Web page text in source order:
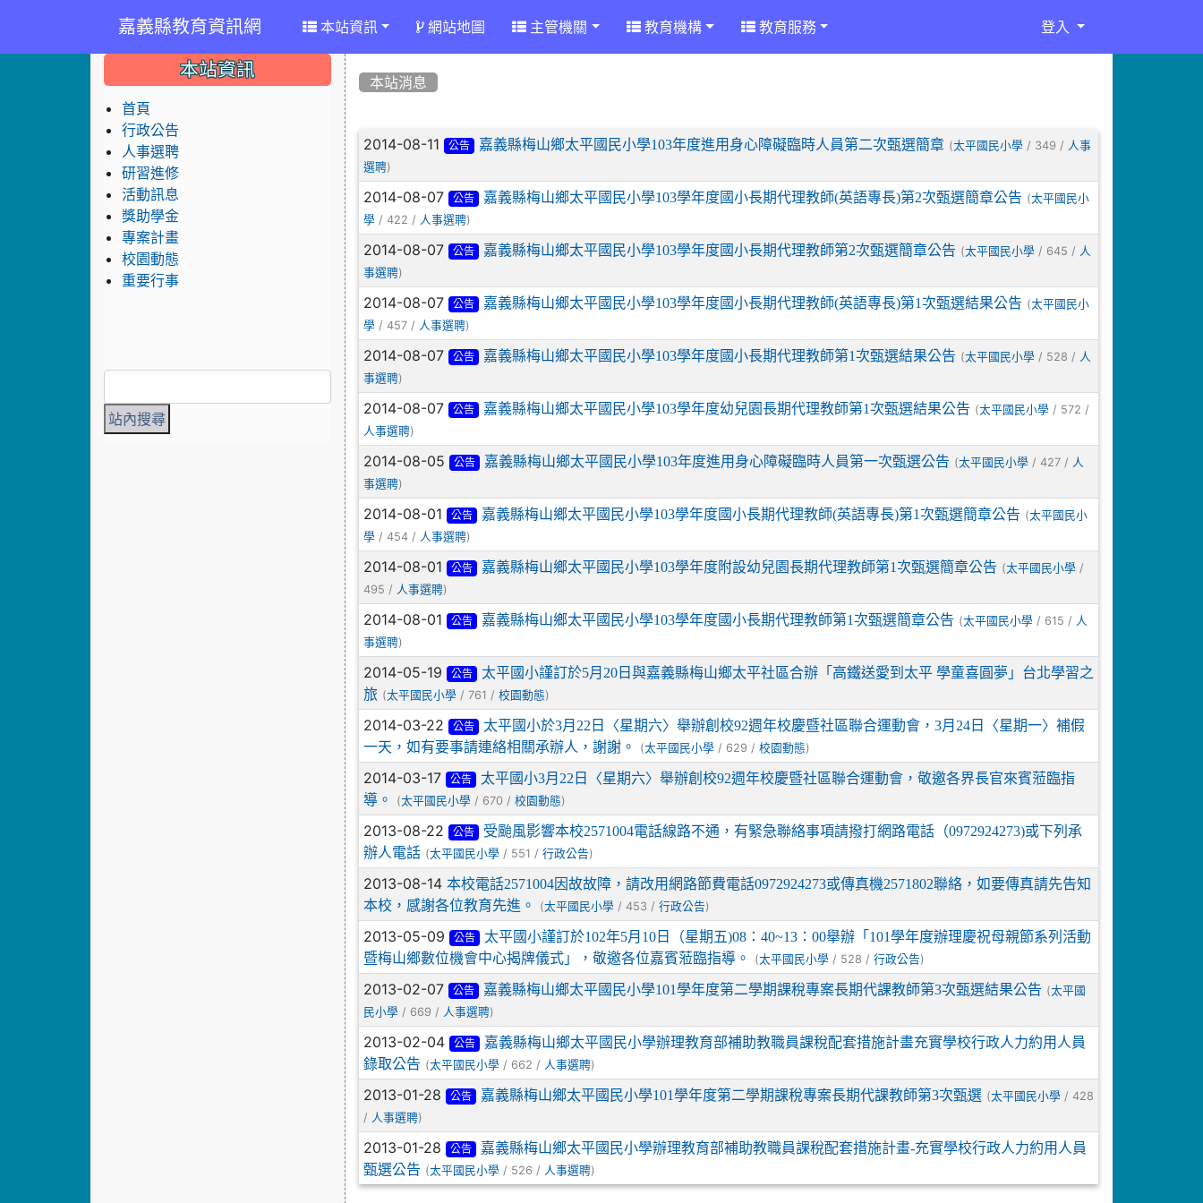
嘉義縣教育資訊網 本站資訊 網站地圖 主管機關 教育機構 教育服務 登入
本站消息
文章列表
2014-08-11 公告 嘉義縣梅山鄉太平國民小學103年度進用身心障礙臨時人員第二次甄選簡章 (太平國民小學 / 349 / 人事
選聘)
2014-08-07 公告 嘉義縣梅山鄉太平國民小學103學年度國小長期代理教師(英語專長)第2次甄選簡章公告 (太平國民小
學 / 422 / 人事選聘)
2014-08-07 公告 嘉義縣梅山鄉太平國民小學103學年度國小長期代理教師第2次甄選簡章公告 (太平國民小學 / 645 / 人
事選聘)
2014-08-07 公告 嘉義縣梅山鄉太平國民小學103學年度國小長期代理教師(英語專長)第1次甄選結果公告 (太平國民小
學 / 457 / 人事選聘)
2014-08-07 公告 嘉義縣梅山鄉太平國民小學103學年度國小長期代理教師第1次甄選結果公告 (太平國民小學 / 528 / 人
事選聘)
2014-08-07 公告 嘉義縣梅山鄉太平國民小學103學年度幼兒園長期代理教師第1次甄選結果公告 (太平國民小學 / 572 /
人事選聘)
2014-08-05 公告 嘉義縣梅山鄉太平國民小學103年度進用身心障礙臨時人員第一次甄選公告 (太平國民小學 / 427 / 人
事選聘)
2014-08-01 公告 嘉義縣梅山鄉太平國民小學103學年度國小長期代理教師(英語專長)第1次甄選簡章公告 (太平國民小
學 / 454 / 人事選聘)
2014-08-01 公告 嘉義縣梅山鄉太平國民小學103學年度附設幼兒園長期代理教師第1次甄選簡章公告 (太平國民小學 /
495 / 人事選聘)
2014-08-01 公告 嘉義縣梅山鄉太平國民小學103學年度國小長期代理教師第1次甄選簡章公告 (太平國民小學 / 615 / 人
事選聘)
2014-05-19 公告
太平國小謹訂於5月20日與嘉義縣梅山鄉太平社區合辦「高鐵送愛到太平 學童喜圓夢」台北學習之
旅 (太平國民小學 / 761 /校園動態)
2014-03-22 公告
太平國小於3月22日〈星期六〉舉辦創校92週年校慶暨社區聯合運動會，3月24日〈星期一〉補假
一天，如有要事請連絡相關承辦人，謝謝。
(太平國民小學 / 629 /校園動態)
2014-03-17 公告
太平國小3月22日〈星期六〉舉辦創校92週年校慶暨社區聯合運動會，敬邀各界長官來賓蒞臨指
導。
(太平國民小學 / 670 /校園動態)
2013-08-22 公告
受颱風影響本校2571004電話線路不通，有緊急聯絡事項請撥打網路電話（0972924273)或下列承
辦人電話 (太平國民小學 / 551 /行政公告)
2013-08-14本校電話2571004因故故障，請改用網路節費電話0972924273或傳真機2571802聯絡，如要傳真請先告知
本校，感謝各位教育先進。
(太平國民小學 / 453 /行政公告)
2013-05-09 公告
太平國小謹訂於102年5月10日（星期五)08：40~13：00舉辦「101學年度辦理慶祝母親節系列活動
暨梅山鄉數位機會中心揭牌儀式」，敬邀各位嘉賓蒞臨指導。
(太平國民小學 / 528 /行政公告)
2013-02-07 公告 嘉義縣梅山鄉太平國民小學101學年度第二學期課稅專案長期代課教師第3次甄選結果公告 (太平國
民小學 / 669 / 人事選聘)
2013-02-04 公告
嘉義縣梅山鄉太平國民小學辦理教育部補助教職員課稅配套措施計畫充實學校行政人力約用人員
錄取公告 (太平國民小學 / 662 / 人事選聘)
2013-01-28 公告 嘉義縣梅山鄉太平國民小學101學年度第二學期課稅專案長期代課教師第3次甄選 (太平國民小學 / 428
/ 人事選聘)
2013-01-28 公告
嘉義縣梅山鄉太平國民小學辦理教育部補助教職員課稅配套措施計畫-充實學校行政人力約用人員
甄選公告 (太平國民小學 / 526 / 人事選聘)
::: 本站資訊
首頁
行政公告
人事選聘
研習進修
活動訊息
獎助學金
專案計畫
校園動態
重要行事